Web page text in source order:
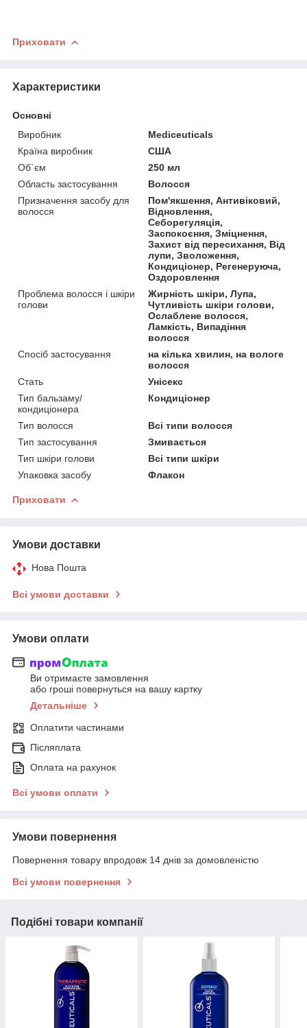
Приховати
Характеристики
Основні
Виробник
Mediceuticals
Країна виробник
США
Об`єм
250 мл
Область застосування
Волосся
Призначення засобу для
волосся
Пом'якшення, Антивіковий,
Відновлення,
Себорегуляція,
Заспокоєння, Зміцнення,
Захист від пересихання, Від
лупи, Зволоження,
Кондиціонер, Регенеруюча,
Оздоровлення
Проблема волосся і шкіри
голови
Жирність шкіри, Лупа,
Чутливість шкіри голови,
Ослаблене волосся,
Ламкість, Випадіння
волосся
Спосіб застосування
на кілька хвилин, на вологе
волосся
Стать
Унісекс
Тип бальзаму/
кондиціонера
Кондиціонер
Тип волосся
Всі типи волосся
Тип застосування
Змивається
Тип шкіри голови
Всі типи шкіри
Упаковка засобу
Флакон
Приховати
Умови доставки
Нова Пошта
Всі умови доставки
Умови оплати
Ви отримаєте замовлення
або гроші повернуться на вашу картку
Детальніше
Оплатити частинами
Післяплата
Оплата на рахунок
Всі умови оплати
Умови повернення
Повернення товару впродовж 14 днів за домовленістю
Всі умови повернення
Подібні товари компанії